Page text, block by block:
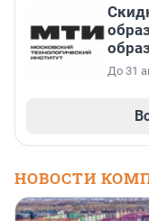
До 31
НОВОСТИ